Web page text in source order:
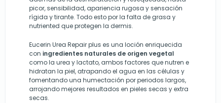
picor, sensibilidad, apariencia rugosa y sensación
rígida y tirante. Todo esto por la falta de grasa y
nutriented que protegen la dermis.
Eucerin Urea Repair plus es una loción enriquecida
con ingredientes naturales de origen vegetal
como la urea y lactato, ambos factores que nutren e
hidratan la piel, atrapando el agua en las células y
fomentando una humectación por periodos largos,
arrojando mejores resultados en pieles secas y extra
secas.